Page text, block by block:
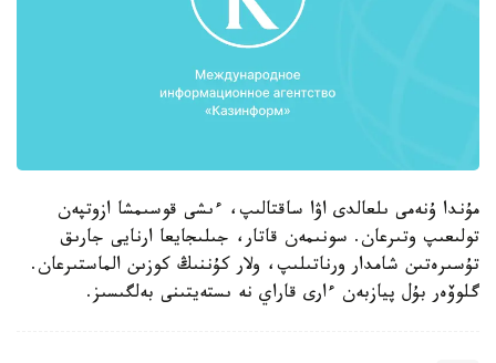
مۇندا ۇنەمى ىلعالدى اۋا ساقتالىپ، ءىشى قوسىمشا ازوتپەن
تولىعىپ وتىرعان. سونىمەن قاتار، جىلىجايعا ارنايى جارىق
تۇسىرەتىن شامدار ورناتىلىپ، ولار كۇننىڭ كوزىن الماستىرعان.
گلوۆەر بۇل پيازبەن ءارى قاراي نە ىستەيتىنى بەلگىسىز.